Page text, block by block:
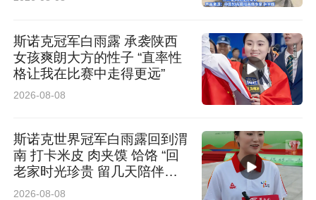
斯诺克冠军白雨露 承袭陕西
女孩爽朗大方的性子 “直率性
格让我在比赛中走得更远”
2026-08-08
斯诺克世界冠军白雨露回到渭
南 打卡米皮 肉夹馍 饸饹 “回
老家时光珍贵 留几天陪伴长
辈”
2026-08-08